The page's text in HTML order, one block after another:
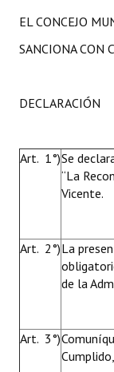
EL CONCEJO
SANCIONA CON
DECLARACIÓN
Art. 1°)Se
“La
Vicente.
Art. 2°)La
de la
Art. 3°)